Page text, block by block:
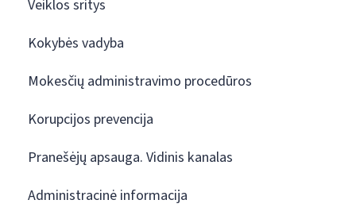
Veiklos sritys
Kokybės vadyba
Mokesčių administravimo procedūros
Korupcijos prevencija
Pranešėjų apsauga. Vidinis kanalas
Administracinė informacija